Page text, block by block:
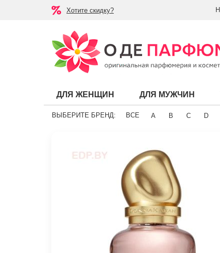
Хотите скидку?
ДЛЯ ЖЕНЩИН ДЛЯ МУЖЧИН
ВЫБЕРИТЕ БРЕНД: ВСЕ A B C D